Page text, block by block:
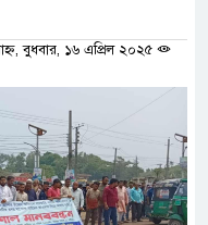
বুধবার, ১৬ এপ্রিল ২০২৫